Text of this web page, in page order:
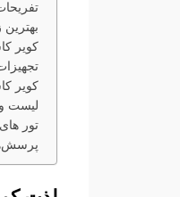
کویر
کویر
لیست
تور